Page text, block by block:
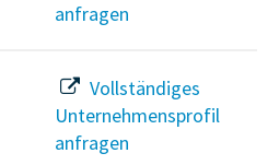
anfragen
Vollständiges
Unternehmensprofil
anfragen